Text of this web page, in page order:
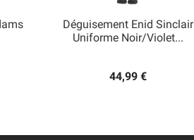
Déguisement Enid Sinclair
Uniforme Noir/violet...
44,99 €
Aperçu rapide